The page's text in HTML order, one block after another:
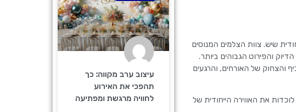
שיש. צוות הצלמים המנוסים
והפירוט הגבוהים ביותר.
והצחוק של האורחים, והרגעים
את האווירה הייחודית של
עיצוב ערב מקווה: כך
תהפכי את האירוע
לחוויה מרגשת ומפתיעה